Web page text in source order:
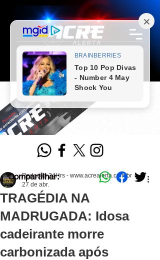
TRAGÉDIA NA
MADRUGADA: Idosa
cadeirante morre
carbonizada após
Redação 24Hrs - www.acrealerta.com.br
27 de abr.
Compartilhar: